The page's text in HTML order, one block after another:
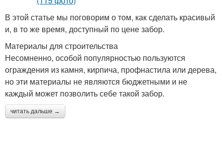
В этой статье мы поговорим о том, как сделать красивый
и, в то же время, доступный по цене забор.
Материалы для строительства
Несомненно, особой популярностью пользуются
ограждения из камня, кирпича, профнастила или дерева,
но эти материалы не являются бюджетными и не
каждый может позволить себе такой забор.
читать дальше →